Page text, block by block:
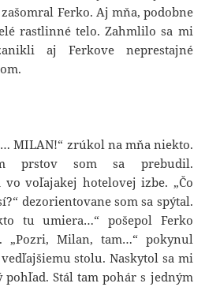
Ferko. Aj mňa, podobne
rastlinné telo. Zahmlilo sa mi
aj Ferkove neprestajné
MILAN!“ zrúkol na mňa niekto.
prstov som sa prebudil.
vo voľajakej hotelovej izbe. „Čo
dezorientovane som sa spýtal.
tu umiera…“ pošepol Ferko
„Pozri, Milan, tam…“ pokynul
stolu. Naskytol sa mi
Stál tam pohár s jedným